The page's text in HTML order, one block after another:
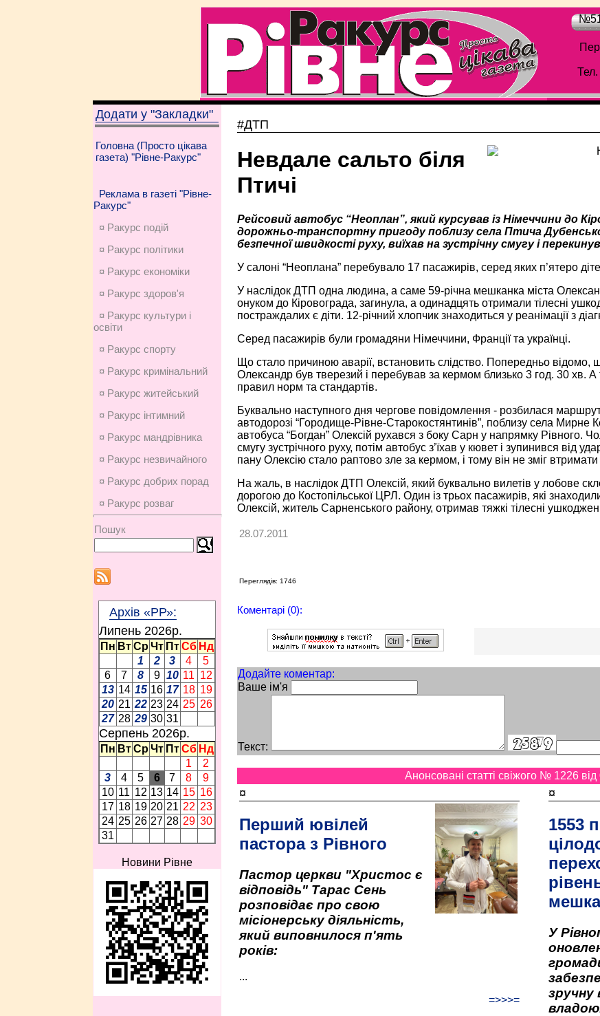
Додати у "Закладки"
Головна (Просто цікава
газета) "Рівне-Ракурс"
Реклама в газеті "Рівне-
Ракурс"
¤ Ракурс подій
¤ Ракурс політики
¤ Ракурс економiки
¤ Ракурс здоров'я
¤ Ракурс культури і
освіти
¤ Ракурс спорту
¤ Ракурс кримінальний
¤ Ракурс житейський
¤ Ракурс інтимний
¤ Ракурс мандрівника
¤ Ракурс незвичайного
¤ Ракурс добрих порад
¤ Ракурс розваг
Пошук
Архів «РР»:
Липень 2026p.
Пн Вт Ср Чт Пт Сб Нд
1
2 3 4
5
6
7 8 9 10 11 12
13 14 15 16 17 18 19
20 21 22 23 24 25 26
27 28 29 30 31
Серпень 2026p.
Пн Вт Ср Чт Пт Сб Нд
1
2
3
4 5 6 7 8
9
10 11 12 13 14 15 16
17 18 19 20 21 22 23
24 25 26 27 28 29 30
31
Новини Рівне
#ДТП
Невдале сальто біля
Птичі
Рейсовий автобус “Неоплан”, який курсував із Німеччини до
дорожньо-транспортну пригоду поблизу села Птича
безпечної швидкості руху, виїхав на зустрічну смугу і
У салоні “Неоплана” перебувало 17 пасажирів, серед яких п’ятеро
У наслідок ДТП одна людина, а саме 59-річна мешканка міста
онуком до Кіровограда, загинула, а одинадцять отримали тілесні
постраждалих є діти. 12-річний хлопчик знаходиться у реанімації з
Серед пасажирів були громадяни Німеччини, Франції та українці.
Що стало причиною аварії, встановить слідство. Попередньо
Олександр був тверезий і перебував за кермом близько 3 год. 30 хв. А
правил норм та стандартів.
Буквально наступного дня чергове повідомлення - розбилася
автодорозі “Городище-Рівне-Старокостянтинів”, поблизу села Мирне
автобуса “Богдан” Олексій рухався з боку Сарн у напрямку Рівного.
смугу зустрічного руху, потім автобус з’їхав у кювет і зупинився
пану Олексію стало раптово зле за кермом, і тому він не зміг
На жаль, в наслідок ДТП Олексій, який буквально вилетів у лобове
дорогою до Костопільської ЦРЛ. Один із трьох пасажирів, які
Олексій, житель Сарненського району, отримав тяжкі тілесні
28.07.2011
Переглядів: 1746
Коментарі (0):
Додайте коментар:
Ваше ім'я
Текст:
Анонсовані статті свіжого № 1226
¤
Перший ювілей
пастора з Рівного
Пастор церкви "Христос є
відповідь" Тарас Сень
розповідає про свою
місіонерську діяльність,
який виповнилося п'ять
років:
...
=>>>=
¤
1553
У
зручну